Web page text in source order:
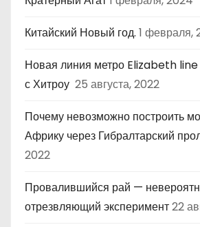
Китайский Новый год. 1 февраля,
Новая линия метро Elizabeth
с Хитроу 25 августа, 2022
Почему невозможно построить
Африку через Гибралтарский
2022
Провалившийся рай —
отрезвляющий эксперимент22